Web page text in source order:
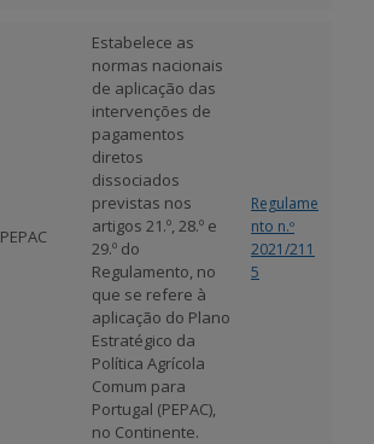
PEPAC
Estabelece as
normas nacionais
de aplicação das
intervenções de
pagamentos
diretos
dissociados
previstas nos
artigos 21.º, 28.º e
29.º do
Regulamento, no
que se refere à
aplicação do Plano
Estratégico da
Política Agrícola
Comum para
Portugal (PEPAC),
no Continente.
Regulame
nto n.º
2021/211
5